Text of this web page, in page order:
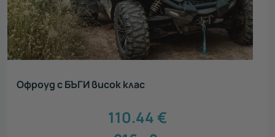
Офроуд с БЪГИ висок клас
110.44€